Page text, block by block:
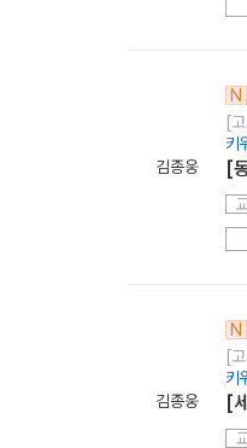
김종웅
N
[
키
[
김종웅
N
[
키
[